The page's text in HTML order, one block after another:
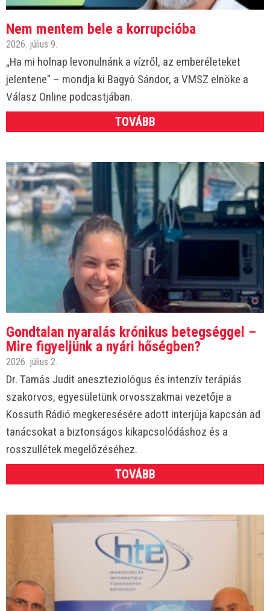
Nem mentem bele a korrupcióba
2026. július 9.
„Ha mi holnap levonulnánk a vízről, az emberéleteket
jelentene" – mondja ki Bagyó Sándor, a VMSZ elnöke a
Válasz Online podcastjában.
TOVÁBB
Gondtalan nyaralás krónikus betegséggel –
Mire figyeljünk a nyári hőségben?
2026. július 2.
Dr. Tamás Judit aneszteziológus és intenzív terápiás
szakorvos, egyesületünk orvosszakmai vezetője a
Kossuth Rádió megkeresésére adott interjúja kapcsán ad
tanácsokat a biztonságos kikapcsolódáshoz és a
rosszullétek megelőzéséhez.
TOVÁBB